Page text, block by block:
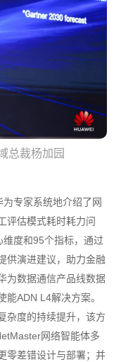
总裁杨加园
为专家系统地介绍了网
评估模式耗时耗力问
度和95个指标，通过
供演进建议，助力金融
为数据通信产品线数据
ADN L4解决方案。
杂度的持续提升，该方
网络智能体多
零差错设计与部署；并